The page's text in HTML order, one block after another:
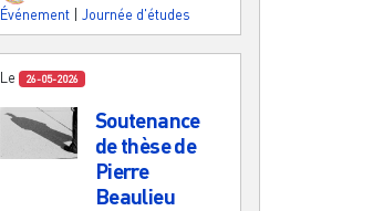
Événement
Journée d'études
Le 26-05-2026
Soutenance
de thèse de
Pierre
Beaulieu